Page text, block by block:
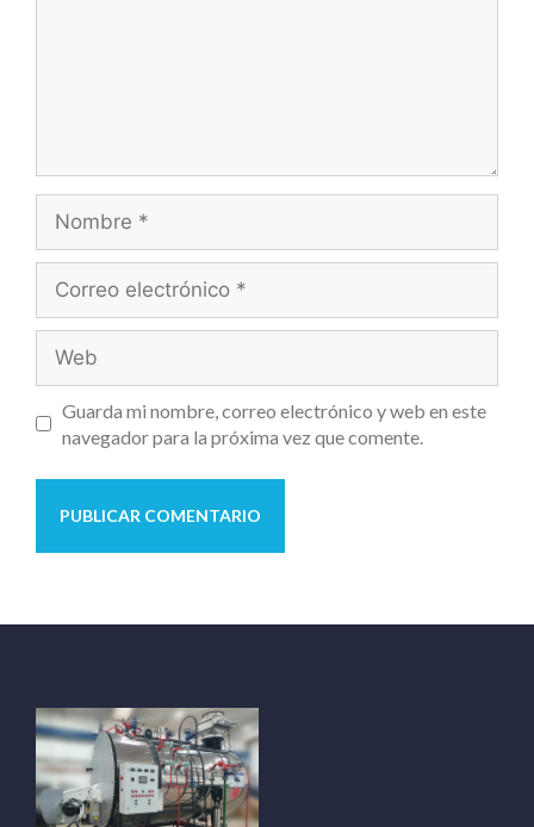
Guarda mi nombre, correo electrónico y web en este
navegador para la próxima vez que comente.